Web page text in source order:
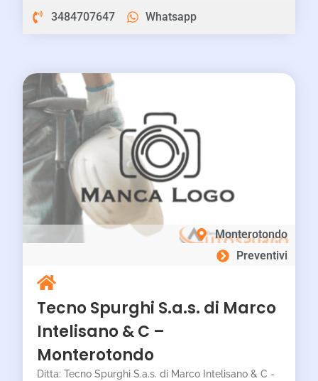
3484707647 Whatsapp
Monterotondo
Preventivi
Tecno Spurghi S.a.s. di Marco
Intelisano & C –
Monterotondo
Ditta: Tecno Spurghi S.a.s. di Marco Intelisano & C -